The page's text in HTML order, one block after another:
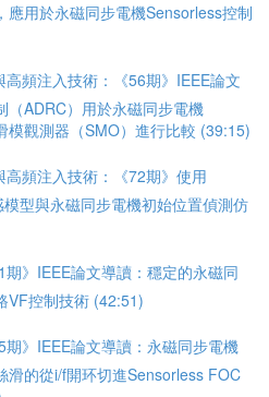
應用於永磁同步電機Sensorless控制
頻注入技術：《56期》IEEE論文
（ADRC）用於永磁同步電機
模觀測器（SMO）進行比較 (39:15)
頻注入技術：《72期》使用
型與永磁同步電機初始位置偵測仿
》IEEE論文導讀：穩定的永磁同
VF控制技術 (42:51)
》IEEE論文導讀：永磁同步電機
滑的從i/f開环切進Sensorless FOC